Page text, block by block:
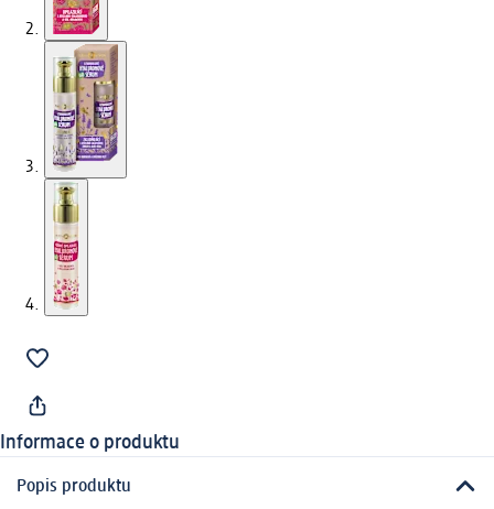
Informace o produktu
Popis produktu